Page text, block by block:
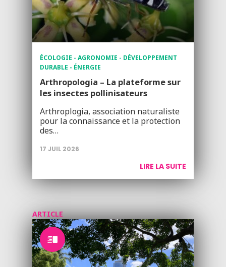
ÉCOLOGIE - AGRONOMIE - DÉVELOPPEMENT
DURABLE - ÉNERGIE
Arthropologia – La plateforme sur
les insectes pollinisateurs
Arthroplogia, association naturaliste
pour la connaissance et la protection
des…
17 JUIL 2026
LIRE LA SUITE
ARTICLE